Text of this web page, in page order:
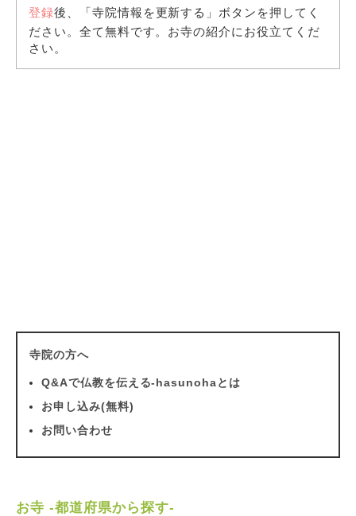
登録後、「寺院情報を更新する」ボタンを押してく
ださい。全て無料です。お寺の紹介にお役立てくだ
さい。
寺院の方へ
Q&Aで仏教を伝える-hasunohaとは
お申し込み(無料)
お問い合わせ
お寺 -都道府県から探す-